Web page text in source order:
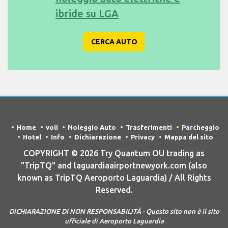
ibride su LGA
CERCA AUTO
Home voli Noleggio Auto Trasferimenti
Parcheggio
Hotel
Info Dichiarazione Privacy Mappa del sito
COPYRIGHT © 2026 Try Quantum OU trading as
"TripTQ" and laguardiaairportnewyork.com (also
known as TripTQ Aeroporto Laguardia) / All Rights
Reserved.
DICHIARAZIONE DI NON RESPONSABILITÀ - Questo sito non è il sito
ufficiale di Aeroporto Laguardia